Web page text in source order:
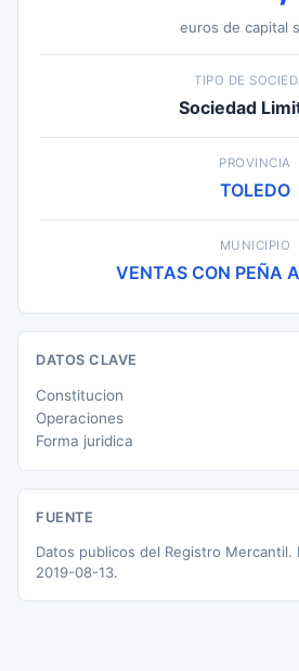
euros de capital
TIPO DE
Sociedad
PROVINCIA
TOLEDO
MUNICIPIO
VENTAS CON PEÑA
DATOS CLAVE
Constitucion
Operaciones
Forma juridica
FUENTE
Datos publicos del Registro Mercantil.
2019-08-13.